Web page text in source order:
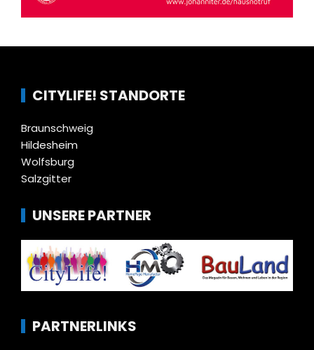
CITYLIFE! STANDORTE
Braunschweig
Hildesheim
Wolfsburg
Salzgitter
UNSERE PARTNER
PARTNERLINKS